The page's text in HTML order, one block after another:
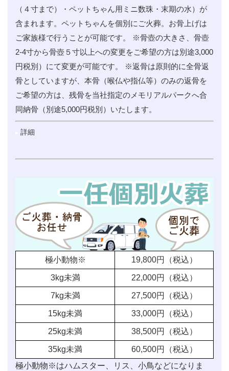
（４寸まで）・ペットちゃん用ミニ数珠・末期の水）が
含まれます。ペットちゃんを個別にご火葬。お骨上げは
ご家族様で行うことが可能です。 ※骨壺の大きさ、骨壺
2-4寸から骨壺５寸以上への変更をご希望の方は別途3,000
円税別）にて変更が可能です。 ※返骨は原則的に全骨返
骨としていますが、本骨（喉仏や指仏等）のみの返骨を
ご希望の方は、残骨を当社指定のメモリアルパークへ合
同納骨（別途5,000円税別）いたします。
詳細
極小動物※ 19,800円（税込）
3kg未満 22,000円（税込）
7kg未満 27,500円（税込）
15kg未満 33,000円（税込）
25kg未満 38,500円（税込）
35kg未満 60,500円（税込）
極小動物※はハムスター、リス、小鳥などになりま